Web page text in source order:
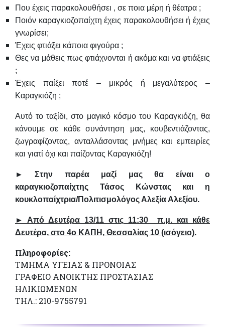
Που έχεις παρακολουθήσει , σε ποια μέρη ή θέατρα ;
Ποιόν καραγκιοζοπαίχτη έχεις παρακολουθήσει ή έχεις
γνωρίσει;
Έχεις φτιάξει κάποια φιγούρα ;
Θες να μάθεις πως φτιάχνονται ή ακόμα και να φτιάξεις
;
Έχεις παίξει ποτέ – μικρός ή μεγαλύτερος –
Καραγκιόζη ;
Αυτό το ταξίδι, στο μαγικό κόσμο του Καραγκιόζη, θα
κάνουμε σε κάθε συνάντηση μας, κουβεντιάζοντας,
ζωγραφίζοντας, ανταλλάσοντας μνήμες και εμπειρίες
και γιατί όχι και παίζοντας Καραγκιόζη!
► Στην παρέα μαζί μας θα είναι ο
καραγκιοζοπαίχτης Τάσος Κώνστας και η
κουκλοπαίχτρια/Πολιτισμολόγος Αλεξία Αλεξίου.
► Από Δευτέρα 13/11 στις 11:30 π.μ. και κάθε
Δευτέρα, στο 4o ΚΑΠΗ, Θεσσαλίας 10 (ισόγειο).
Πληροφορίες:
ΤΜΗΜΑ ΥΓΕΙΑΣ & ΠΡΟΝΟΙΑΣ
ΓΡΑΦΕΙΟ ΑΝΟΙΚΤΗΣ ΠΡΟΣΤΑΣΙΑΣ
ΗΛΙΚΙΩΜΕΝΩΝ
ΤΗΛ.: 210-9755791